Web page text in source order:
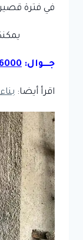
في فترة
جـــوال:
اقرأ أيضا: